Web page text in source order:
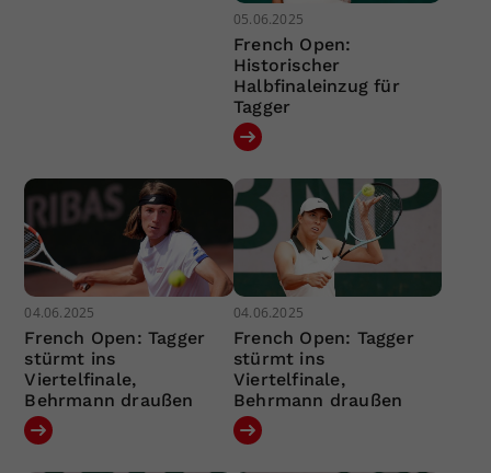
05.06.2025
French Open:
Historischer
Halbfinaleinzug für
Tagger
04.06.2025
French Open: Tagger
stürmt ins
Viertelfinale,
Behrmann draußen
04.06.2025
French Open: Tagger
stürmt ins
Viertelfinale,
Behrmann draußen